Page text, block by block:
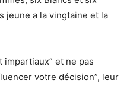
jeune a la vingtaine et la
impartiaux” et ne pas
votre décision”, leur